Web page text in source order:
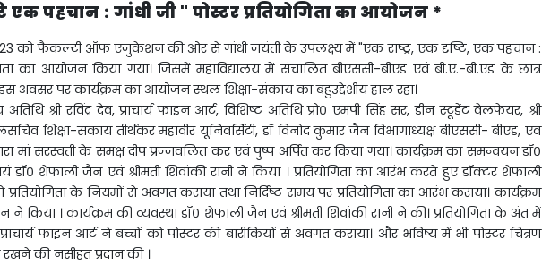
एक पहचान : गांधी जी " पोस्टर प्रतियोगिता का आयोजन *
को फैकल्टी ऑफ एजुकेशन की ओर से गांधी जयंती के उपलक्ष्य में "एक राष्ट्र, एक दृष्टि, एक पहचान :
का आयोजन किया गया। जिसमें महाविद्यालय में संचालित बीएससी-बीएड एवं बी.ए.-बी.एड के छात्र
इस अवसर पर कार्यक्रम का आयोजन स्थल शिक्षा-संकाय का बहुउद्देशीय हाल रहा।
श्री रविंद्र देव, प्राचार्य फाइन आर्ट, विशिष्ट अतिथि प्रो० एमपी सिंह सर, डीन स्टूडेंट वेलफेयर, श्री
शिक्षा-संकाय तीर्थंकर महावीर यूनिवर्सिटी, डॉ विनोद कुमार जैन विभागाध्यक्ष बीएससी- बीएड, एवं
मां सरस्वती के समक्ष दीप प्रज्जवलित कर एवं पुष्प अर्पित कर किया गया। कार्यक्रम का समन्वयन डॉ०
शेफाली जैन एवं श्रीमती शिवांकी रानी ने किया । प्रतियोगिता का आरंभ करते हुए डॉक्टर शेफाली
के नियमों से अवगत कराया तथा निर्दिष्ट समय पर प्रतियोगिता का आरंभ कराया। कार्यक्रम
किया । कार्यक्रम की व्यवस्था डॉ० शेफाली जैन एवं श्रीमती शिवांकी रानी ने की। प्रतियोगिता के अंत में
प्राचार्य फाइन आर्ट ने बच्चों को पोस्टर की बारीकियों से अवगत कराया। और भविष्य में भी पोस्टर चित्रण
की नसीहत प्रदान की ।